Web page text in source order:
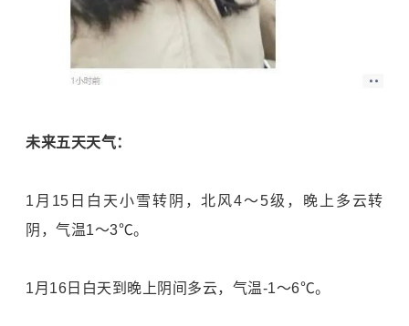
未来五天天气：
1月15日白天小雪转阴，北风4～5级，晚上多云转
阴，气温1～3℃。
1月16日白天到晚上阴间多云，气温-1～6℃。